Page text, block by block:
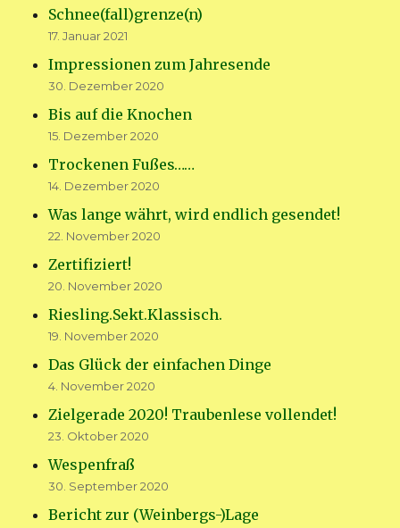
Schnee(fall)grenze(n)
17. Januar 2021
Impressionen zum Jahresende
30. Dezember 2020
Bis auf die Knochen
15. Dezember 2020
Trockenen Fußes……
14. Dezember 2020
Was lange währt, wird endlich gesendet!
22. November 2020
Zertifiziert!
20. November 2020
Riesling.Sekt.Klassisch.
19. November 2020
Das Glück der einfachen Dinge
4. November 2020
Zielgerade 2020! Traubenlese vollendet!
23. Oktober 2020
Wespenfraß
30. September 2020
Bericht zur (Weinbergs-)Lage